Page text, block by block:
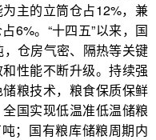
主的立筒仓占12%，兼
6%。“十四五”以来，国
仓房气密、隔热等关键
性能不断升级。持续强
粮技术，粮食保质保鲜
国实现低温准低温储粮
；国有粮库储粮周期内